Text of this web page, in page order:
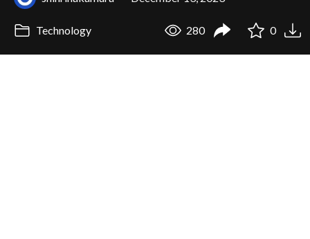
Technology 280 0